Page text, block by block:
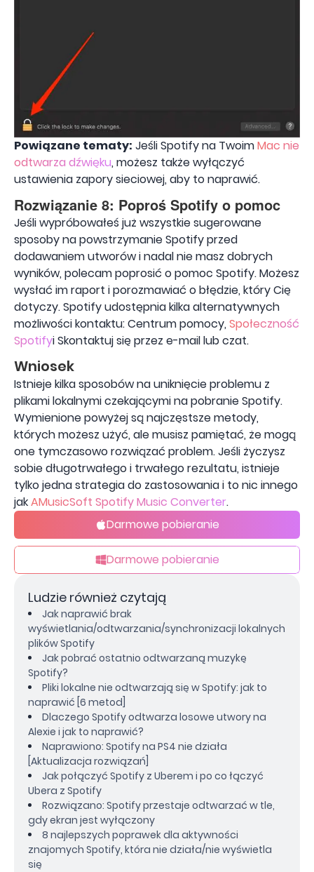
Powiązane tematy: Jeśli Spotify na TwoimMac nie
odtwarza dźwięku, możesz także wyłączyć
ustawienia zapory sieciowej, aby to naprawić.
Rozwiązanie 8: Poproś Spotify o pomoc
Jeśli wypróbowałeś już wszystkie sugerowane
sposoby na powstrzymanie Spotify przed
dodawaniem utworów i nadal nie masz dobrych
wyników, polecam poprosić o pomoc Spotify. Możesz
wysłać im raport i porozmawiać o błędzie, który Cię
dotyczy. Spotify udostępnia kilka alternatywnych
możliwości kontaktu: Centrum pomocy, Społeczność
Spotifyi Skontaktuj się przez e-mail lub czat.
Wniosek
Istnieje kilka sposobów na uniknięcie problemu z
plikami lokalnymi czekającymi na pobranie Spotify.
Wymienione powyżej są najczęstsze metody,
których możesz użyć, ale musisz pamiętać, że mogą
one tymczasowo rozwiązać problem. Jeśli życzysz
sobie długotrwałego i trwałego rezultatu, istnieje
tylko jedna strategia do zastosowania i to nic innego
jakAMusicSoft Spotify Music Converter.
Darmowe pobieranie
Darmowe pobieranie
Ludzie również czytają
Jak naprawić brak
wyświetlania/odtwarzania/synchronizacji lokalnych
plików Spotify
Jak pobrać ostatnio odtwarzaną muzykę
Spotify?
Pliki lokalne nie odtwarzają się w Spotify: jak to
naprawić [6 metod]
Dlaczego Spotify odtwarza losowe utwory na
Alexie i jak to naprawić?
Naprawiono: Spotify na PS4 nie działa
[Aktualizacja rozwiązań]
Jak połączyć Spotify z Uberem i po co łączyć
Ubera z Spotify
Rozwiązano: Spotify przestaje odtwarzać w tle,
gdy ekran jest wyłączony
8 najlepszych poprawek dla aktywności
znajomych Spotify, która nie działa/nie wyświetla
się